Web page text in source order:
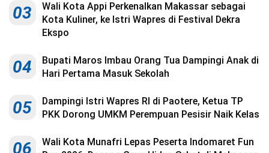
03
Wali Kota Appi Perkenalkan Makassar sebagai
Kota Kuliner, ke Istri Wapres di Festival Dekra
Ekspo
04
Bupati Maros Imbau Orang Tua Dampingi Anak di
Hari Pertama Masuk Sekolah
05
Dampingi Istri Wapres RI di Paotere, Ketua TP
PKK Dorong UMKM Perempuan Pesisir Naik Kelas
06
Wali Kota Munafri Lepas Peserta Indomaret Fun